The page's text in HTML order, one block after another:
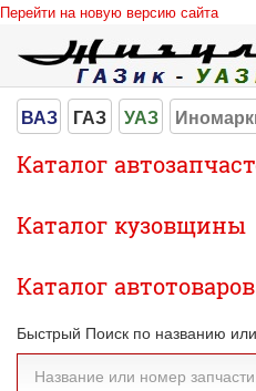
Перейти на новую версию сайта
ВАЗ ГАЗ УАЗ
Каталог
Каталог кузовщины
Каталог автотоваров
Быстрый Поиск по названию